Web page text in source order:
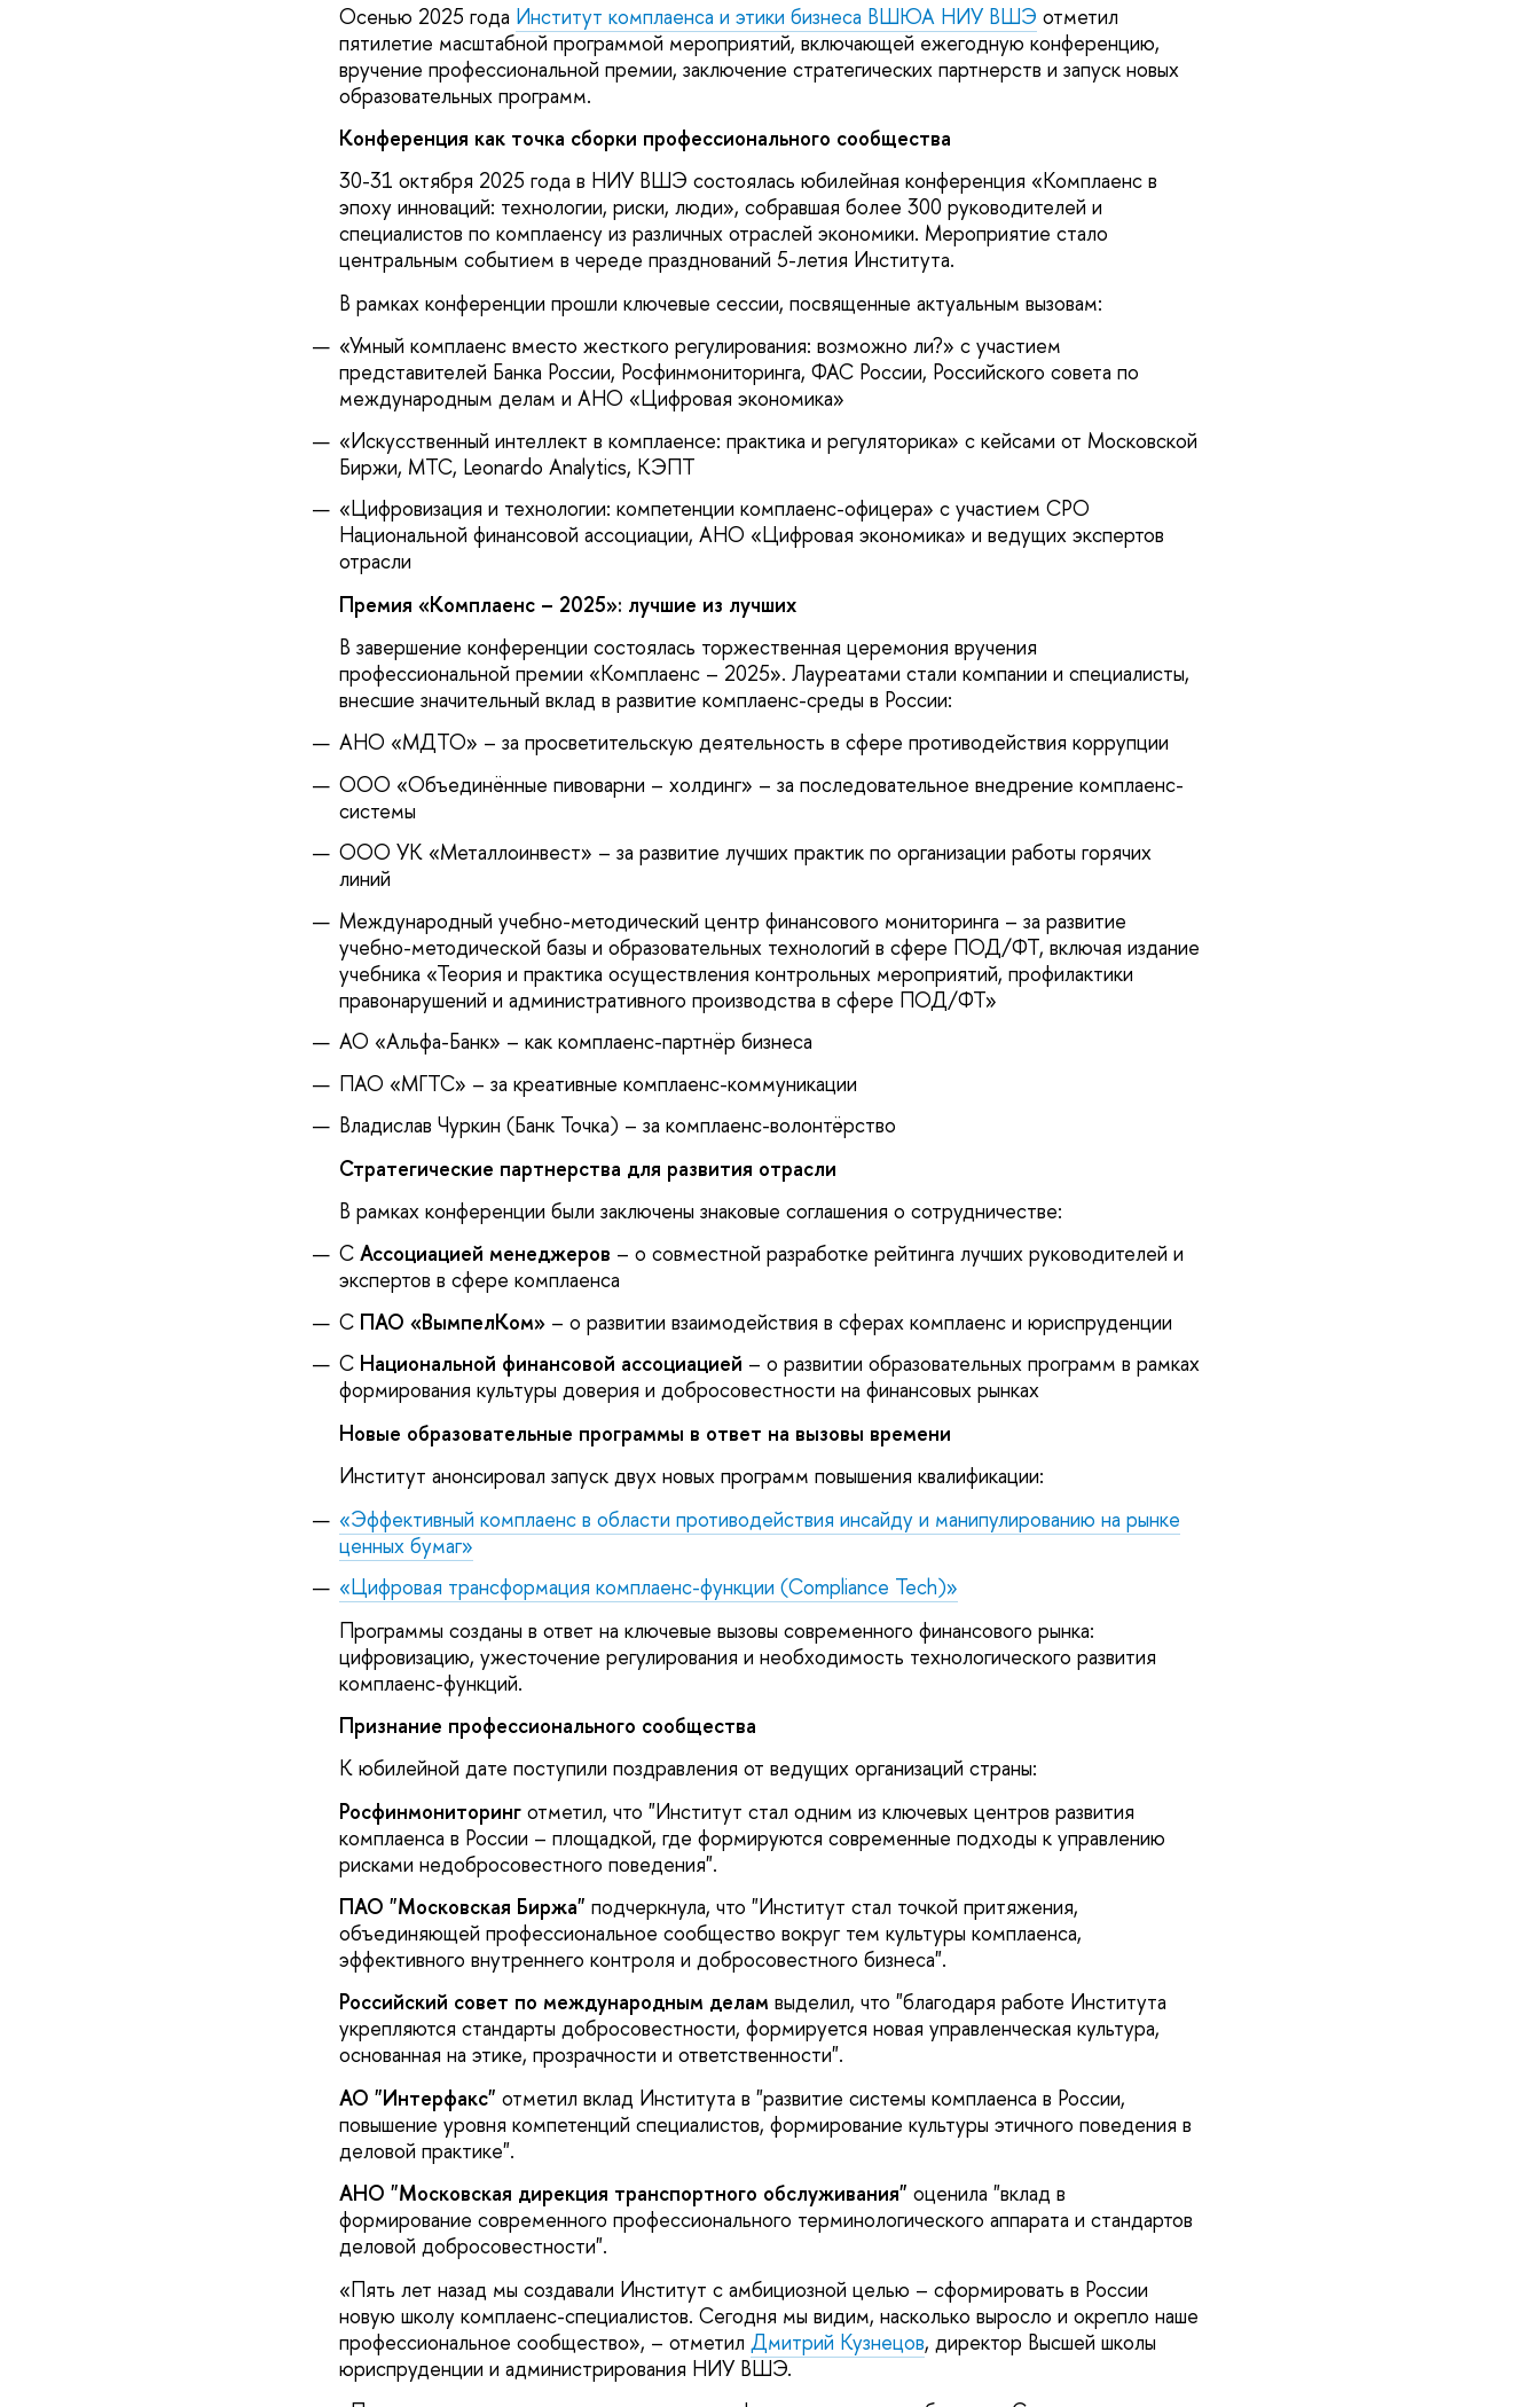
Осенью 2025 года Институт комплаенса и этики бизнеса ВШЮА НИУ ВШЭ отметил
пятилетие масштабной программой мероприятий, включающей ежегодную конференцию,
вручение профессиональной премии, заключение стратегических партнерств и запуск новых
образовательных программ.
Конференция как точка сборки профессионального сообщества
30-31 октября 2025 года в НИУ ВШЭ состоялась юбилейная конференция «Комплаенс в
эпоху инноваций: технологии, риски, люди», собравшая более 300 руководителей и
специалистов по комплаенсу из различных отраслей экономики. Мероприятие стало
центральным событием в череде празднований 5-летия Института.
В рамках конференции прошли ключевые сессии, посвященные актуальным вызовам:
«Умный комплаенс вместо жесткого регулирования: возможно ли?» с участием
представителей Банка России, Росфинмониторинга, ФАС России, Российского совета по
международным делам и АНО «Цифровая экономика»
«Искусственный интеллект в комплаенсе: практика и регуляторика» с кейсами от Московской
Биржи, МТС, Leonardo Analytics, КЭПТ
«Цифровизация и технологии: компетенции комплаенс-офицера» с участием СРО
Национальной финансовой ассоциации, АНО «Цифровая экономика» и ведущих экспертов
отрасли
Премия «Комплаенс – 2025»: лучшие из лучших
В завершение конференции состоялась торжественная церемония вручения
профессиональной премии «Комплаенс – 2025». Лауреатами стали компании и специалисты,
внесшие значительный вклад в развитие комплаенс-среды в России:
АНО «МДТО» – за просветительскую деятельность в сфере противодействия коррупции
ООО «Объединённые пивоварни – холдинг» – за последовательное внедрение комплаенс-
системы
ООО УК «Металлоинвест» – за развитие лучших практик по организации работы горячих
линий
Международный учебно-методический центр финансового мониторинга – за развитие
учебно-методической базы и образовательных технологий в сфере ПОД/ФТ, включая издание
учебника «Теория и практика осуществления контрольных мероприятий, профилактики
правонарушений и административного производства в сфере ПОД/ФТ»
АО «Альфа-Банк» – как комплаенс-партнёр бизнеса
ПАО «МГТС» – за креативные комплаенс-коммуникации
Владислав Чуркин (Банк Точка) – за комплаенс-волонтёрство
Стратегические партнерства для развития отрасли
В рамках конференции были заключены знаковые соглашения о сотрудничестве:
С Ассоциацией менеджеров – о совместной разработке рейтинга лучших руководителей и
экспертов в сфере комплаенса
С ПАО «ВымпелКом»– о развитии взаимодействия в сферах комплаенс и юриспруденции
С Национальной финансовой ассоциацией – о развитии образовательных программ в рамках
формирования культуры доверия и добросовестности на финансовых рынках
Новые образовательные программы в ответ на вызовы времени
Институт анонсировал запуск двух новых программ повышения квалификации:
«Эффективный комплаенс в области противодействия инсайду и манипулированию на рынке
ценных бумаг»
«Цифровая трансформация комплаенс-функции (Compliance Tech)»
Программы созданы в ответ на ключевые вызовы современного финансового рынка:
цифровизацию, ужесточение регулирования и необходимость технологического развития
комплаенс-функций.
Признание профессионального сообщества
К юбилейной дате поступили поздравления от ведущих организаций страны:
Росфинмониторинготметил, что "Институт стал одним из ключевых центров развития
комплаенса в России – площадкой, где формируются современные подходы к управлению
рисками недобросовестного поведения".
ПАО "Московская Биржа" подчеркнула, что "Институт стал точкой притяжения,
объединяющей профессиональное сообщество вокруг тем культуры комплаенса,
эффективного внутреннего контроля и добросовестного бизнеса".
Российский совет по международным делам выделил, что "благодаря работе Института
укрепляются стандарты добросовестности, формируется новая управленческая культура,
основанная на этике, прозрачности и ответственности".
АО "Интерфакс" отметил вклад Института в "развитие системы комплаенса в России,
повышение уровня компетенций специалистов, формирование культуры этичного поведения в
деловой практике".
АНО "Московская дирекция транспортного обслуживания" оценила "вклад в
формирование современного профессионального терминологического аппарата и стандартов
деловой добросовестности".
«Пять лет назад мы создавали Институт с амбициозной целью – сформировать в России
новую школу комплаенс-специалистов. Сегодня мы видим, насколько выросло и окрепло наше
профессиональное сообщество», – отметил Дмитрий Кузнецов, директор Высшей школы
юриспруденции и администрирования НИУ ВШЭ.